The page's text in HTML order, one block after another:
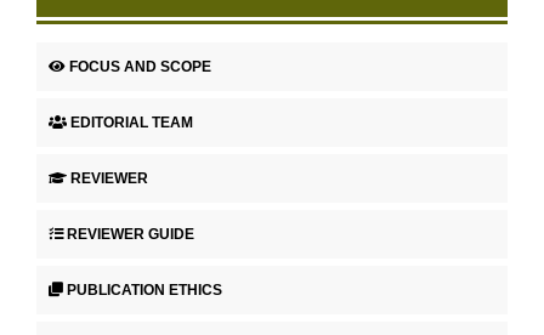
FOCUS AND SCOPE
EDITORIAL TEAM
REVIEWER
REVIEWER GUIDE
PUBLICATION ETHICS